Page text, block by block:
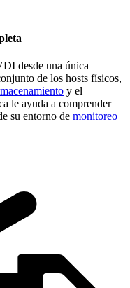
desde una única
de los hosts físicos,
y el
le ayuda a comprender
su entorno de monitoreo